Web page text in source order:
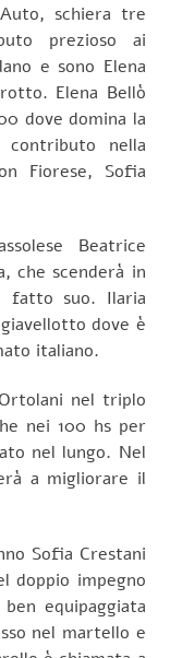
schiera tre
prezioso ai
e sono Elena
Elena Bellò
dove domina la
nella
Fiorese, Sofia
Beatrice
che scenderà in
fatto suo. Ilaria
dove è
italiano.
nel triplo
nei 100 hs per
nel lungo. Nel
a migliorare il
Sofia Crestani
doppio impegno
equipaggiata
nel martello e